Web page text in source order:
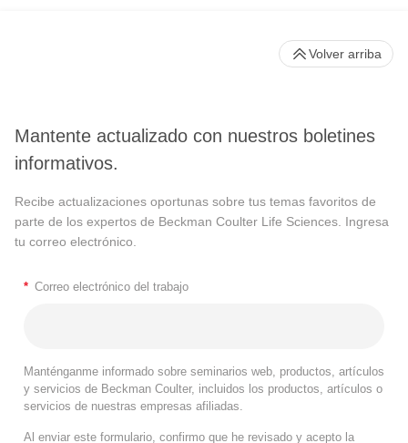
Mantente actualizado con nuestros boletines
informativos.
Recibe actualizaciones oportunas sobre tus temas favoritos de
parte de los expertos de Beckman Coulter Life Sciences. Ingresa
tu correo electrónico.
* Correo electrónico del trabajo
Manténganme informado sobre seminarios web, productos, artículos
y servicios de Beckman Coulter, incluidos los productos, artículos o
servicios de nuestras empresas afiliadas.
Al enviar este formulario, confirmo que he revisado y acepto la
Volver arriba